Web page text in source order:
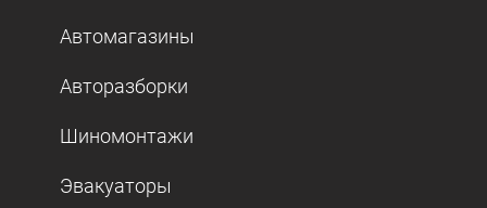
Автомагазины
Авторазборки
Шиномонтажи
Эвакуаторы